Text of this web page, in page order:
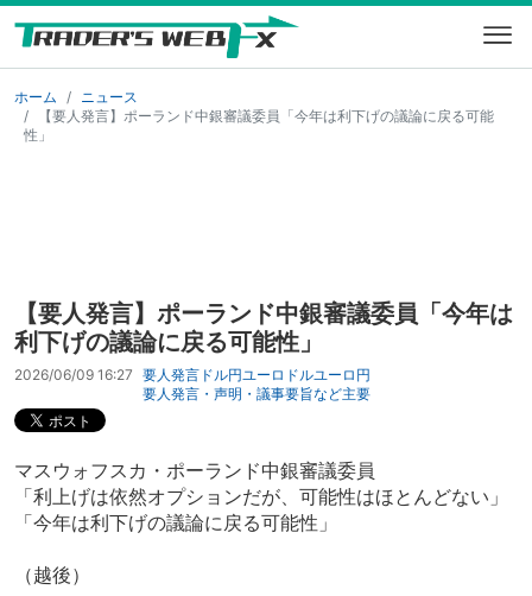
ホーム
ニュース
【要人発言】ポーランド中銀審議委員「今年は利下げの議論に戻る可能
性」
【要人発言】ポーランド中銀審議委員「今年は
利下げの議論に戻る可能性」
2026/06/09 16:27 要人発言 ドル円ユーロドルユーロ円
要人発言・声明・議事要旨など主要
マスウォフスカ・ポーランド中銀審議委員
「利上げは依然オプションだが、可能性はほとんどない」
「今年は利下げの議論に戻る可能性」
（越後）